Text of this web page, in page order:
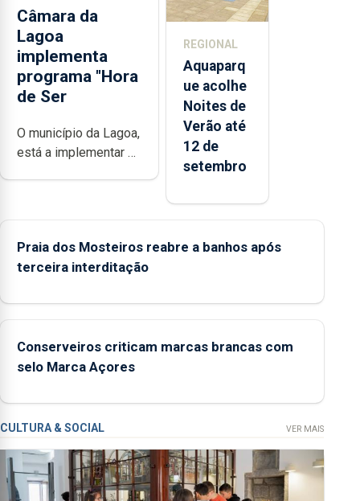
Câmara da
Lagoa
implementa
programa "Hora
de Ser
O município da Lagoa,
está a implementar o
promoção de
competências
e sociais junto das
Açores
REGIONAL
Aquaparq
ue acolhe
Noites de
Verão até
12 de
setembro
Praia dos Mosteiros reabre a banhos após
terceira interditação
Conserveiros criticam marcas brancas com
selo Marca Açores
CULTURA & SOCIAL VER MAIS